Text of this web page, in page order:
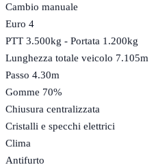
Cambio manuale
Euro 4
PTT 3.500kg - Portata 1.200kg
Lunghezza totale veicolo 7.105m
Passo 4.30m
Gomme 70%
Chiusura centralizzata
Cristalli e specchi elettrici
Clima
Antifurto